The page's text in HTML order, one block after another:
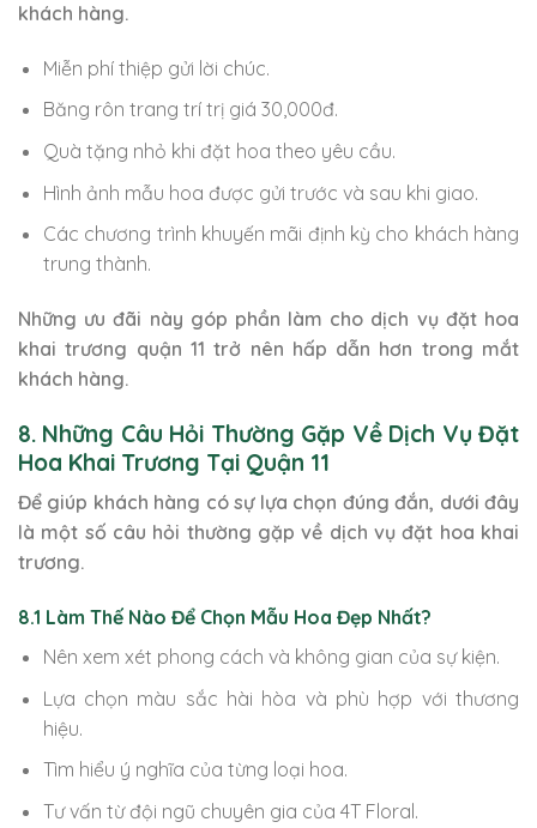
khách hàng.
Miễn phí thiệp gửi lời chúc.
Băng rôn trang trí trị giá 30,000đ.
Quà tặng nhỏ khi đặt hoa theo yêu cầu.
Hình ảnh mẫu hoa được gửi trước và sau khi giao.
Các chương trình khuyến mãi định kỳ cho khách hàng
trung thành.
Những ưu đãi này góp phần làm cho dịch vụ đặt hoa
khai trương quận 11 trở nên hấp dẫn hơn trong mắt
khách hàng.
8. Những Câu Hỏi Thường Gặp Về Dịch Vụ Đặt
Hoa Khai Trương Tại Quận 11
Để giúp khách hàng có sự lựa chọn đúng đắn, dưới đây
là một số câu hỏi thường gặp về dịch vụ đặt hoa khai
trương.
8.1 Làm Thế Nào Để Chọn Mẫu Hoa Đẹp Nhất?
Nên xem xét phong cách và không gian của sự kiện.
Lựa chọn màu sắc hài hòa và phù hợp với thương
hiệu.
Tìm hiểu ý nghĩa của từng loại hoa.
Tư vấn từ đội ngũ chuyên gia của 4T Floral.